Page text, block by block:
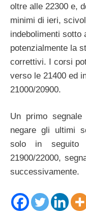
oltre alle 22300 e,
minimi di ieri,
indebolimenti sotto
potenzialmente la
correttivi. I corsi
verso le 21400 ed
21000/20900.
Un primo
negare gli ultimi
solo in seguito
21900/22000,
successivamente.